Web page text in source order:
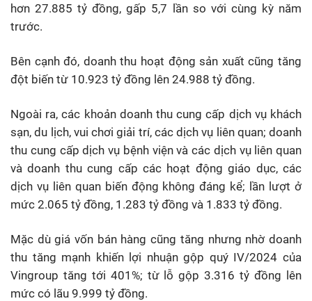
hơn 27.885 tỷ đồng, gấp 5,7 lần so với cùng kỳ năm
trước.
Bên cạnh đó, doanh thu hoạt động sản xuất cũng tăng
đột biến từ 10.923 tỷ đồng lên 24.988 tỷ đồng.
Ngoài ra, các khoản doanh thu cung cấp dịch vụ khách
sạn, du lịch, vui chơi giải trí, các dịch vụ liên quan; doanh
thu cung cấp dịch vụ bệnh viện và các dịch vụ liên quan
và doanh thu cung cấp các hoạt động giáo dục, các
dịch vụ liên quan biến động không đáng kể; lần lượt ở
mức 2.065 tỷ đồng, 1.283 tỷ đồng và 1.833 tỷ đồng.
Mặc dù giá vốn bán hàng cũng tăng nhưng nhờ doanh
thu tăng mạnh khiến lợi nhuận gộp quý IV/2024 của
Vingroup tăng tới 401%; từ lỗ gộp 3.316 tỷ đồng lên
mức có lãu 9.999 tỷ đồng.